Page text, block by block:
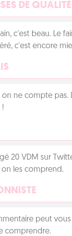
DE QUALITÉ
c'est beau. Le
c'est encore
ne compte pas.
!
20 VDM sur
les comprend.
peut vous
comprendre.